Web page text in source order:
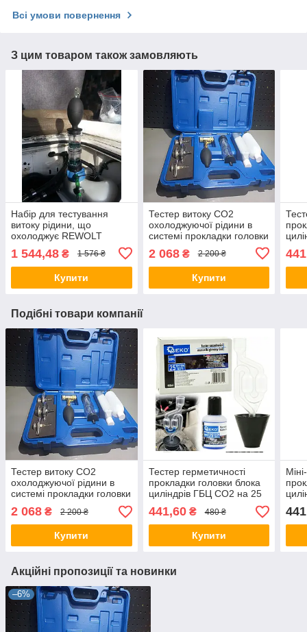
Всі умови повернення
З цим товаром також замовляють
Набір для тестування
витоку рідини, що
охолоджує REWOLT
рідини
1 544,48 ₴ 1 576 ₴
Купити
Тестер витоку СО2
охолоджуючої рідини в
системі прокладки головки
1025B
2 068₴ 2 200 ₴
Купити
Подібні товари компанії
Тестер витоку СО2
охолоджуючої рідини в
системі прокладки головки
блоку циліндрів ASTA A-
1025B
2 068 ₴ 2 200 ₴
Купити
Тестер герметичності
прокладки головки блока
циліндрів ГБЦ CO2 на 25
тестів (G02665) GEKO
441,60₴ 480 ₴
Купити
441
Акційні пропозиції та новинки
–6%